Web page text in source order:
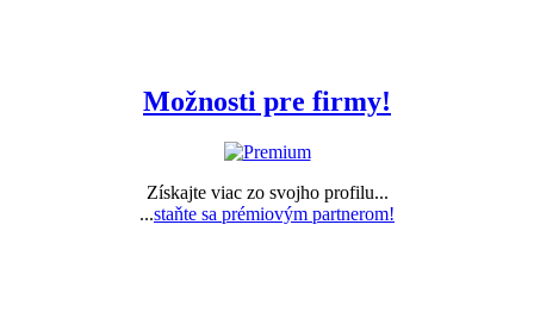
Možnosti pre firmy!
Získajte viac zo svojho profilu...
...staňte sa prémiovým partnerom!